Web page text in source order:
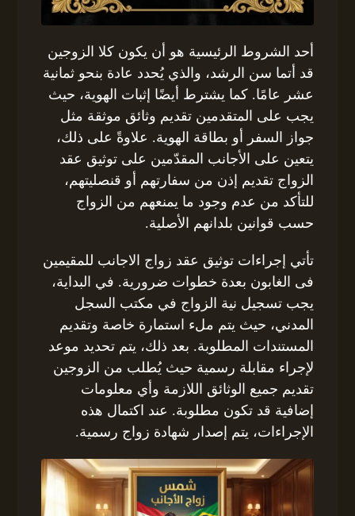
أحد الشروط الرئيسية هو أن يكون كلا الزوجين
قد أتما سن الرشد، والذي يُحدد عادة بنحو ثمانية
عشر عامًا. كما يشترط أيضًا إثبات الهوية، حيث
يجب على المتقدمين تقديم وثائق موثقة مثل
جواز السفر أو بطاقة الهوية. علاوةً على ذلك،
يتعين على الأجانب المقدّمين على توثيق عقد
الزواج تقديم إذن من سفارتهم أو قنصليتهم،
للتأكد من عدم وجود ما يمنعهم من الزواج
حسب قوانين بلدانهم الأصلية.
تأتي إجراءات توثيق عقد زواج الاجانب للمقيمين
فى الغابون بعدة خطوات ضرورية. في البداية،
يجب تسجيل نية الزواج في مكتب السجل
المدني، حيث يتم ملء استمارة خاصة وتقديم
المستندات المطلوبة. بعد ذلك، يتم تحديد موعد
لإجراء مقابلة رسمية حيث يُطلب من الزوجين
تقديم جميع الوثائق اللازمة وأي معلومات
إضافية قد تكون مطلوبة. عند اكتمال هذه
الإجراءات، يتم إصدار شهادة زواج رسمية.